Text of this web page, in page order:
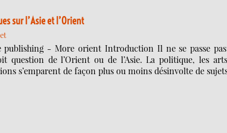
sur l’Asie et l’Orient
- More orient Introduction Il ne se passe
question de l’Orient ou de l’Asie. La politique, les
s’emparent de façon plus ou moins désinvolte de